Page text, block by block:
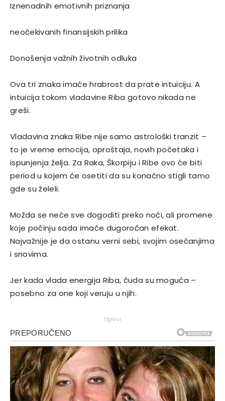
Iznenadnih emotivnih priznanja
neočekivanih finansijskih prilika
Donošenja važnih životnih odluka
Ova tri znaka imaće hrabrost da prate intuiciju. A
intuicija tokom vladavine Riba gotovo nikada ne
greši.
Vladavina znakaRibe nije samo astrološki tranzit –
to je vreme emocija, oproštaja, novih početaka i
ispunjenja želja. Za Raka, Škorpiju i Ribe ovo će biti
period u kojem će osetiti da su konačno stigli tamo
gde su želeli.
Možda se neće sve dogoditi preko noći, ali promene
koje počinju sada imaće dugoročan efekat.
Najvažnije je da ostanu verni sebi, svojim osećanjima
i snovima.
Jer kada vlada energija Riba, čuda su moguća –
posebno za one koji veruju u njih.
Oglasi